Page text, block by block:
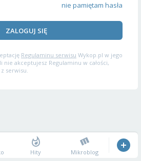
nie pamiętam hasła
ZALOGUJ SIĘ
Regulaminu serwisu Wykop.pl w jego
akceptujesz Regulaminu w całości,
serwisu.
Hity Mikroblog